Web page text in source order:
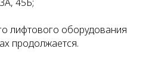
лифтового оборудования
продолжается.